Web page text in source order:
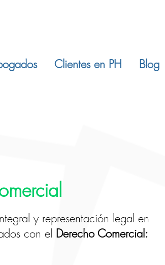
Clientes en PH Blog
y representación legal en
con el Derecho Comercial: